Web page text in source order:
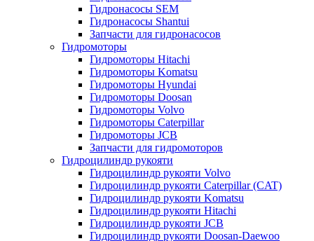
Гидронасосы SEM
Гидронасосы Shantui
Запчасти для гидронасосов
Гидромоторы
Гидромоторы Hitachi
Гидромоторы Komatsu
Гидромоторы Hyundai
Гидромоторы Doosan
Гидромоторы Volvo
Гидромоторы Caterpillar
Гидромоторы JCB
Запчасти для гидромоторов
Гидроцилиндр рукояти
Гидроцилиндр рукояти Volvo
Гидроцилиндр рукояти Caterpillar (CAT)
Гидроцилиндр рукояти Komatsu
Гидроцилиндр рукояти Hitachi
Гидроцилиндр рукояти JCB
Гидроцилиндр рукояти Doosan-Daewoo